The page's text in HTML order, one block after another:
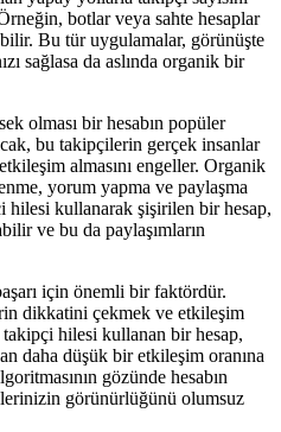
botlar veya sahte hesaplar
Bu tür uygulamalar, görünüşte
sağlasa da aslında organik bir
olması bir hesabın popüler
bu takipçilerin gerçek insanlar
almasını engeller. Organik
yorum yapma ve paylaşma
hilesi kullanarak şişirilen bir hesap,
ve bu da paylaşımların
için önemli bir faktördür.
dikkatini çekmek ve etkileşim
hilesi kullanan bir hesap,
daha düşük bir etkileşim oranına
gözünde hesabın
görünürlüğünü olumsuz